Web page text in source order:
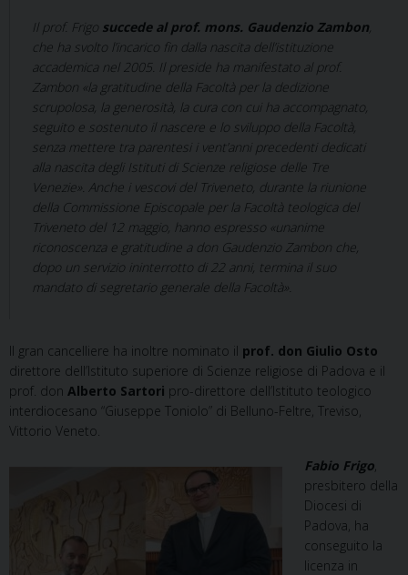
Il prof. Frigo succede al prof. mons. Gaudenzio Zambon,
che ha svolto l’incarico fin dalla nascita dell’istituzione
accademica nel 2005. Il preside ha manifestato al prof.
Zambon «la gratitudine della Facoltà per la dedizione
scrupolosa, la generosità, la cura con cui ha accompagnato,
seguito e sostenuto il nascere e lo sviluppo della Facoltà,
senza mettere tra parentesi i vent’anni precedenti dedicati
alla nascita degli Istituti di Scienze religiose delle Tre
Venezie». Anche i vescovi del Triveneto, durante la riunione
della Commissione Episcopale per la Facoltà teologica del
Triveneto del 12 maggio, hanno espresso «unanime
riconoscenza e gratitudine a don Gaudenzio Zambon che,
dopo un servizio ininterrotto di 22 anni, termina il suo
mandato di segretario generale della Facoltà».
Il gran cancelliere ha inoltre nominato il prof. don Giulio Osto
direttore dell’Istituto superiore di Scienze religiose di Padova e il
prof. don Alberto Sartori pro-direttore dell’Istituto teologico
interdiocesano “Giuseppe Toniolo” di Belluno-Feltre, Treviso,
Vittorio Veneto.
Fabio Frigo,
presbitero della
Diocesi di
Padova, ha
conseguito la
licenza in